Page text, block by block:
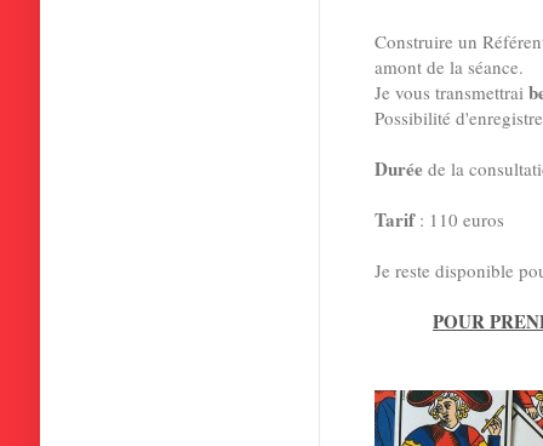
Construire un
amont de la séance.
Je vous transmettrai
Possibilité
Durée de la
Tarif: 110 euros
Je reste disponible
POUR